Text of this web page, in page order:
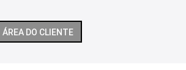
ÁREA DO CLIENTE